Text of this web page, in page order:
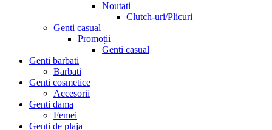
Noutati
Clutch-uri/Plicuri
Genti casual
Promoții
Genti casual
Genti barbati
Barbati
Genti cosmetice
Accesorii
Genti dama
Femei
Genti de plaja